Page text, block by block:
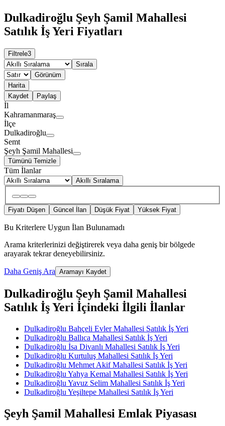
Dulkadiroğlu Şeyh Şamil Mahallesi
Satılık İş Yeri Fiyatları
Filtrele3
Sırala
Görünüm
Harita
Kaydet
Paylaş
İl
Kahramanmaraş
İlçe
Dulkadiroğlu
Semt
Şeyh Şamil Mahallesi
Tümünü Temizle
Tüm İlanlar
Akıllı Sıralama
Fiyatı Düşen Güncel İlan Düşük Fiyat Yüksek Fiyat
Bu Kriterlere Uygun İlan Bulunamadı
Arama kriterlerinizi değiştirerek veya daha geniş bir bölgede
arayarak tekrar deneyebilirsiniz.
Daha Geniş Ara Aramayı Kaydet
Dulkadiroğlu Şeyh Şamil Mahallesi
Satılık İş Yeri İçindeki İlgili İlanlar
Dulkadiroğlu Bahçeli Evler Mahallesi Satılık İş Yeri
Dulkadiroğlu Ballıca Mahallesi Satılık İş Yeri
Dulkadiroğlu İsa Divanlı Mahallesi Satılık İş Yeri
Dulkadiroğlu Kurtuluş Mahallesi Satılık İş Yeri
Dulkadiroğlu Mehmet Akif Mahallesi Satılık İş Yeri
Dulkadiroğlu Yahya Kemal Mahallesi Satılık İş Yeri
Dulkadiroğlu Yavuz Selim Mahallesi Satılık İş Yeri
Dulkadiroğlu Yeşiltepe Mahallesi Satılık İş Yeri
Şeyh Şamil Mahallesi Emlak Piyasası